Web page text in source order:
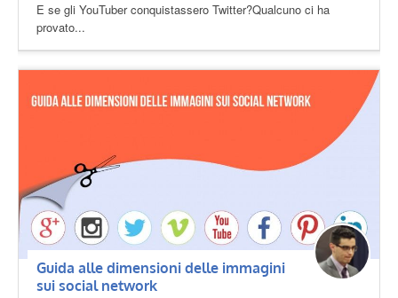
E se gli YouTuber conquistassero Twitter?Qualcuno ci ha
provato...
Guida alle dimensioni delle immagini
sui social network